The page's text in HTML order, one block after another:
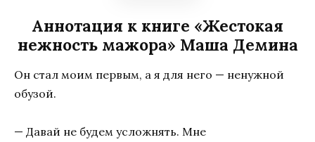
Аннотация к книге «Жестокая
нежность мажора» Маша Демина
Он стал моим первым, а я для него — ненужной
обузой.
— Давай не будем усложнять. Мне